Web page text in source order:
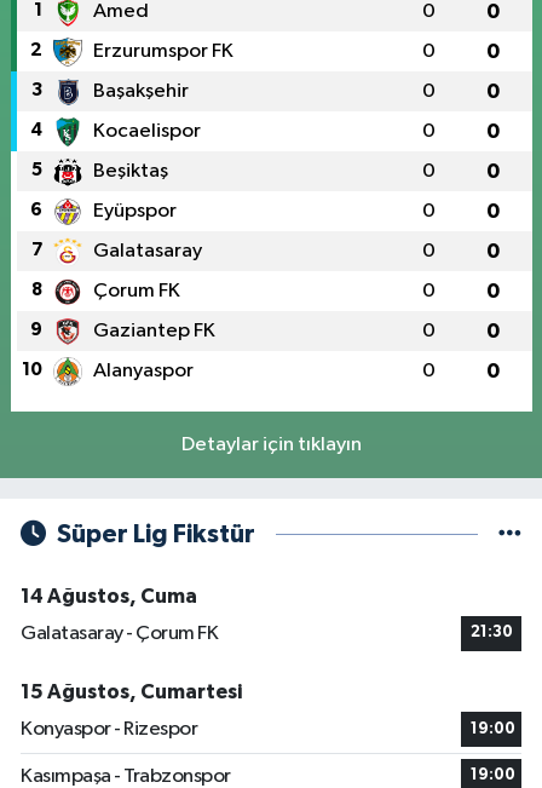
1 Amed 0 0
2 Erzurumspor FK 0 0
3 Başakşehir 0 0
4 Kocaelispor 0 0
5 Beşiktaş 0 0
6 Eyüpspor 0 0
7 Galatasaray 0 0
8 Çorum FK 0 0
9 Gaziantep FK 0 0
10 Alanyaspor 0 0
Detaylar için tıklayın
Süper Lig Fikstür
14 Ağustos, Cuma
Galatasaray - Çorum FK
21:30
15 Ağustos, Cumartesi
Konyaspor - Rizespor
19:00
Kasımpaşa - Trabzonspor 19:00